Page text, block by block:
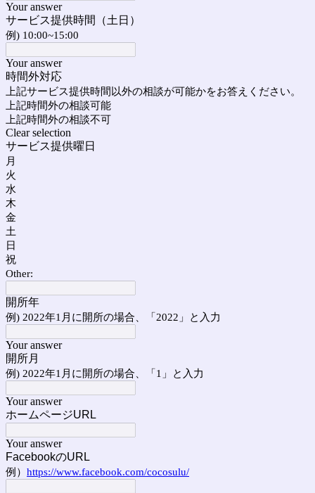
Your answer
サービス提供時間（土日）
例) 10:00~15:00
Your answer
時間外対応
上記サービス提供時間以外の相談が可能かをお答えください。
上記時間外の相談可能
上記時間外の相談不可
Clear selection
サービス提供曜日
月
火
水
木
金
土
日
祝
Other:
開所年
例) 2022年1月に開所の場合、「2022」と入力
Your answer
開所月
例) 2022年1月に開所の場合、「1」と入力
Your answer
ホームページURL
Your answer
FacebookのURL
例） https://www.facebook.com/cocosulu/